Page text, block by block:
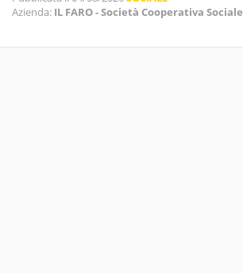
Azienda: IL FARO - Società Cooperativa Sociale